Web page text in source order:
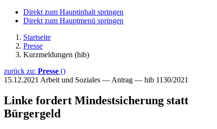
Direkt zum Hauptinhalt springen
Direkt zum Hauptmenü springen
Startseite
Presse
Kurzmeldungen (hib)
zurück zu: Presse ()
15.12.2021 Arbeit und Soziales — Antrag — hib 1130/2021
Linke fordert Mindestsicherung statt
Bürgergeld